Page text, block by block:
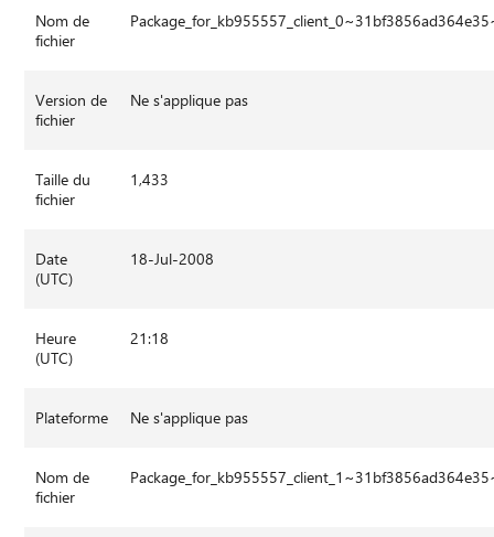
Nom de
fichier
Version de
fichier
Ne s'applique pas
Taille du
fichier
1,433
Date
(UTC)
18-Jul-2008
Heure
(UTC)
21:18
Plateforme Ne s'applique pas
Nom de
fichier